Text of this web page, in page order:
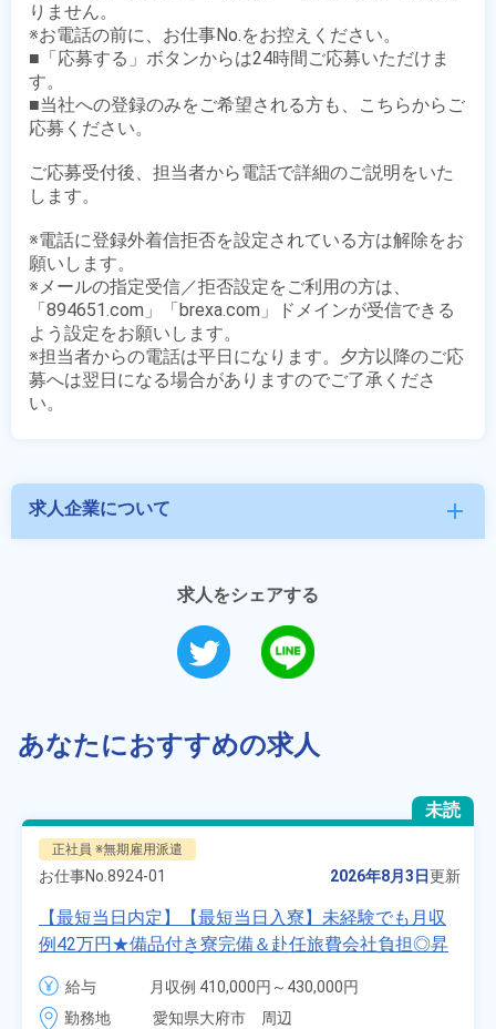
りません。
※お電話の前に、お仕事No.をお控えください。
■「応募する」ボタンからは24時間ご応募いただけま
す。
■当社への登録のみをご希望される方も、こちらからご
応募ください。
ご応募受付後、担当者から電話で詳細のご説明をいた
します。
※電話に登録外着信拒否を設定されている方は解除をお
願いします。
※メールの指定受信／拒否設定をご利用の方は、
「894651.com」「brexa.com」ドメインが受信できる
よう設定をお願いします。
※担当者からの電話は平日になります。夕方以降のご応
募へは翌日になる場合がありますのでご了承くださ
求人企業について add
求人をシェアする
あなたにおすすめの求人
未読
正社員 ※無期雇用派遣
お仕事No. 8924-01 2026年8月3日更新
【最短当日内定】【最短当日入寮】未経験でも月収
例42万円★備品付き寮完備＆赴任旅費会社負担◎昇
給・業績賞与あり！組立や塗装など自動車製造の各
種作業！《愛知県大府市》
給与
月収例 410,000円～430,000円
月給 277,000円～277,000円
勤務地
愛知県大府市　周辺